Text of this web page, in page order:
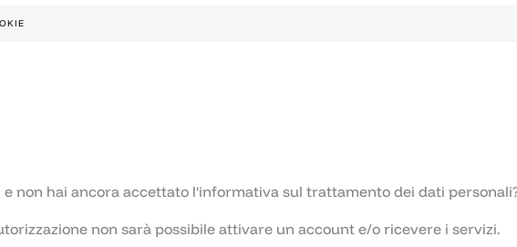
non hai ancora accettato l'informativa sul trattamento dei dati
non sarà possibile attivare un account e/o ricevere i servizi.